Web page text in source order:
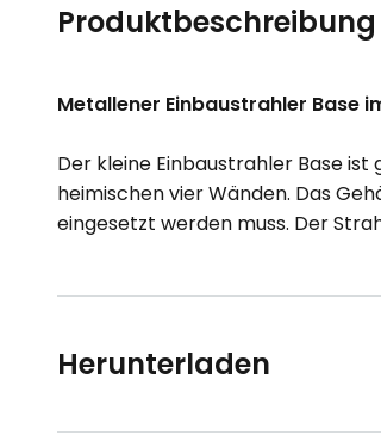
Produktbeschreibung
Metallener Einbaustrahler Base
Der kleine Einbaustrahler Base
heimischen vier Wänden. Das
eingesetzt werden muss. Der
Herunterladen